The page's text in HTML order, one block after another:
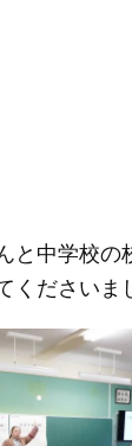
と中学校の
くださいま